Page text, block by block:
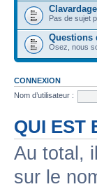
Clavardage
Pas de sujet
Questions
Osez, nous
CONNEXION
Nom d’utilisateur :
QUI EST
Au total,
sur le